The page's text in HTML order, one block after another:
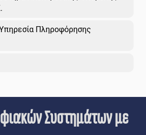
Πληροφόρησης
Συστημάτων με